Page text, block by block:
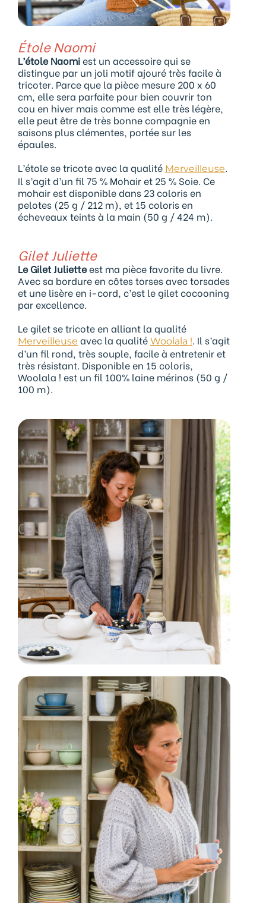
Étole Naomi
L’étole Naomiest un accessoire qui se
distingue par un joli motif ajouré très facile à
tricoter. Parce que la pièce mesure 200 x 60
cm, elle sera parfaite pour bien couvrir ton
cou en hiver mais comme est elle très légère,
elle peut être de très bonne compagnie en
saisons plus clémentes, portée sur les
épaules.
L’étole se tricote avec la qualité Merveilleuse
Il s’agit d’un fil 75 % Mohair et 25 % Soie. Ce
mohair est disponible dans 23 coloris en
pelotes (25 g / 212 m), et 15 coloris en
écheveaux teints à la main (50 g / 424 m).
Gilet Juliette
Le Gilet Julietteest ma pièce favorite du livre.
Avec sa bordure en côtes torses avec torsades
et une lisère en i-cord, c’est le gilet cocooning
par excellence.
Le gilet se tricote en alliant la qualité
Merveilleuse avec la qualité Woolala ! . Il s’agit
d’un fil rond, très souple, facile à entretenir et
très résistant. Disponible en 15 coloris,
Woolala ! est un fil 100% laine mérinos (50 g /
100 m).